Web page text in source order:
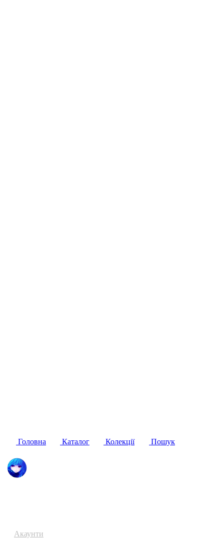
Головна Каталог Колекції Пошук
Акаунти